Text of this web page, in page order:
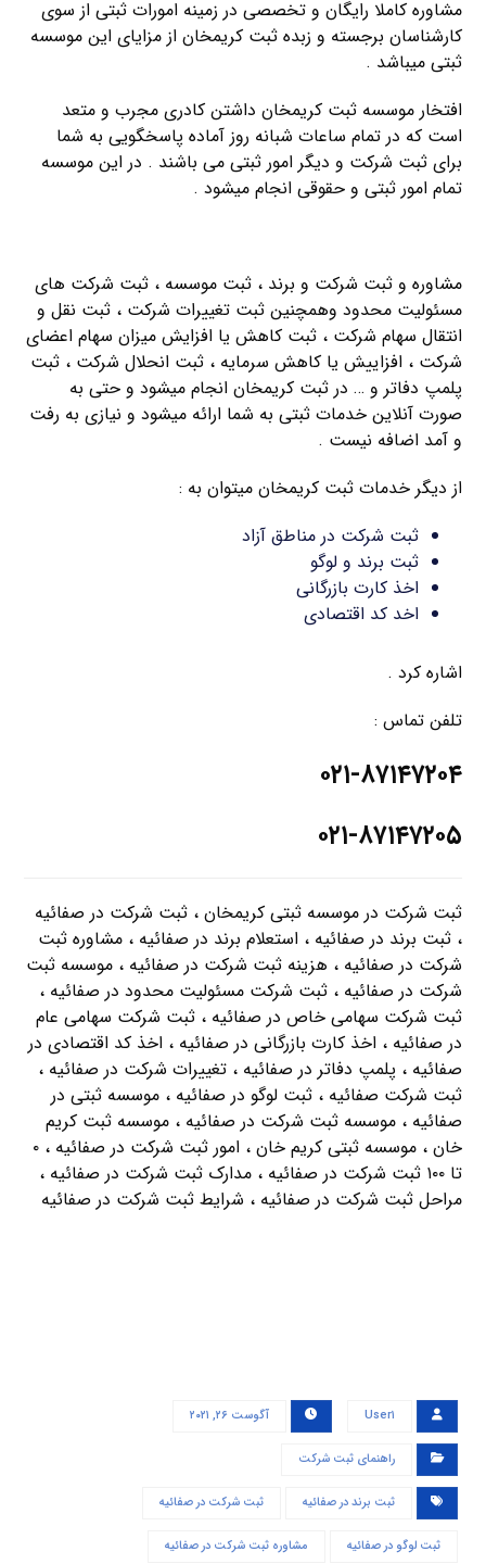
مشاوره کاملا رایگان و تخصصی در زمینه امورات ثبتی از سوی
کارشناسان برجسته و زبده ثبت کریمخان از مزایای این موسسه
ثبتی میباشد .
افتخار موسسه ثبت کریمخان داشتن کادری مجرب و متعد
است که در تمام ساعات شبانه روز آماده پاسخگویی به شما
برای ثبت شرکت و دیگر امور ثبتی می باشند . در این موسسه
تمام امور ثبتی و حقوقی انجام میشود .
مشاوره و ثبت شرکت و برند ، ثبت موسسه ، ثبت شرکت های
مسئولیت محدود وهمچنین ثبت تغییرات شرکت ، ثبت نقل و
انتقال سهام شرکت ، ثبت کاهش یا افزایش میزان سهام اعضای
شرکت ، افزاییش یا کاهش سرمایه ، ثبت انحلال شرکت ، ثبت
پلمپ دفاتر و … در ثبت کریمخان انجام میشود و حتی به
صورت آنلاین خدمات ثبتی به شما ارائه میشود و نیازی به رفت
و آمد اضافه نیست .
از دیگر خدمات ثبت کریمخان میتوان به :
ثبت شرکت در مناطق آزاد
ثبت برند و لوگو
اخذ کارت بازرگانی
اخد کد اقتصادی
اشاره کرد .
تلفن تماس :
۰۲۱-۸۷۱۴۷۲۰۴
۰۲۱-۸۷۱۴۷۲۰۵
ثبت شرکت در موسسه ثبتی کریمخان ، ثبت شرکت در صفائیه
، ثبت برند در صفائیه ، استعلام برند در صفائیه ، مشاوره ثبت
شرکت در صفائیه ، هزینه ثبت شرکت در صفائیه ، موسسه ثبت
شرکت در صفائیه ، ثبت شرکت مسئولیت محدود در صفائیه ،
ثبت شرکت سهامی خاص در صفائیه ، ثبت شرکت سهامی عام
در صفائیه ، اخذ کارت بازرگانی در صفائیه ، اخذ کد اقتصادی در
صفائیه ، پلمپ دفاتر در صفائیه ، تغییرات شرکت در صفائیه ،
ثبت شرکت صفائیه ، ثبت لوگو در صفائیه ، موسسه ثبتی در
صفائیه ، موسسه ثبت شرکت در صفائیه ، موسسه ثبت کریم
خان ، موسسه ثبتی کریم خان ، امور ثبت شرکت در صفائیه ، ۰
تا ۱۰۰ ثبت شرکت در صفائیه ، مدارک ثبت شرکت در صفائیه ،
مراحل ثبت شرکت در صفائیه ، شرایط ثبت شرکت در صفائیه
User۱ آگوست ۲۶, ۲۰۲۱
راهنمای ثبت شرکت
ثبت برند در صفائیه ثبت شرکت در صفائیه
ثبت لوگو در صفائیه مشاوره ثبت شرکت در صفائیه